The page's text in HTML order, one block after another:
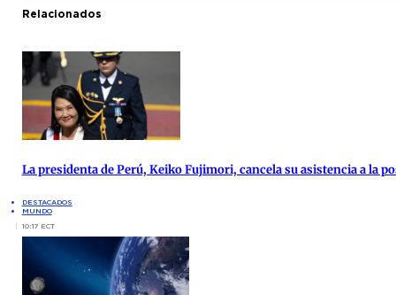
Relacionados
La presidenta de Perú, Keiko Fujimori, cancela su asistencia a la
DESTACADOS
MUNDO
10:17 ECT